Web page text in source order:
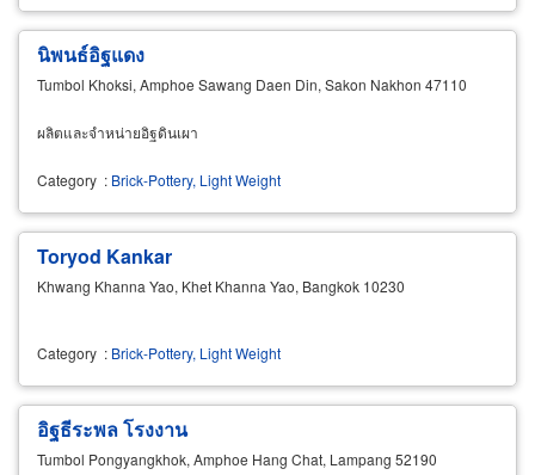
นิพนธ์อิฐแดง
Tumbol Khoksi, Amphoe Sawang Daen Din, Sakon Nakhon 47110
ผลิตและจำหน่ายอิฐดินเผา
Category : Brick-Pottery, Light Weight
Toryod Kankar
Khwang Khanna Yao, Khet Khanna Yao, Bangkok 10230
Category : Brick-Pottery, Light Weight
อิฐธีระพล โรงงาน
Tumbol Pongyangkhok, Amphoe Hang Chat, Lampang 52190